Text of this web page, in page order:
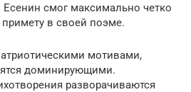
Есенин смог максимально четко
в своей поэме.
мотивами,
доминирующими.
разворачиваются